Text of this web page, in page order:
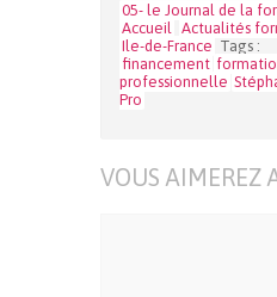
05- le Journal de la
Accueil Actualités
Ile-de-France Tags :
financement
professionnelle
Pro
VOUS AIMEREZ